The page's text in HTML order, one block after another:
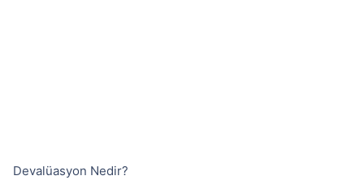
Devalüasyon Nedir?